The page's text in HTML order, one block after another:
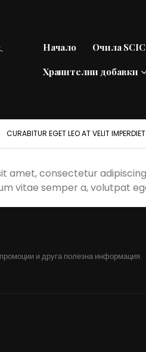
Начало Очила
Хранителни добавки
CURABITUR EGET LEO AT VELIT
amet, consectetur
vitae semper a, volutpat
и друга полезна информация.